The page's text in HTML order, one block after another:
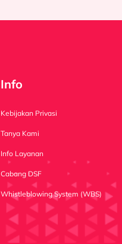
Info
Kebijakan Privasi
Tanya Kami
Info Layanan
Cabang DSF
Whistleblowing System (WBS)